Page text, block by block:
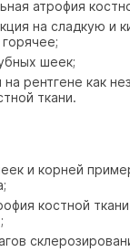
атрофия
на сладкую и
шеек;
рентгене как
ткани.
и корней
костной